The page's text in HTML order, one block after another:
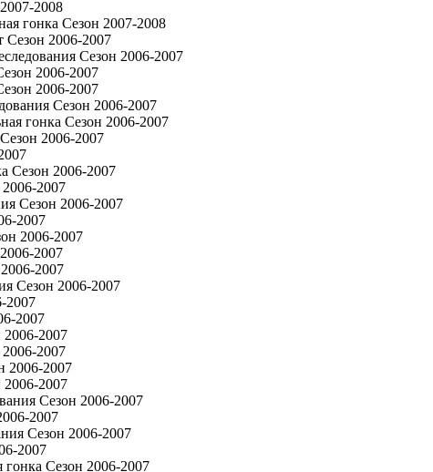
2008
гонка Сезон 2007-2008
2006-2007
Сезон 2006-2007
2006-2007
2006-2007
Сезон 2006-2007
гонка Сезон 2006-2007
2006-2007
Сезон 2006-2007
2007
Сезон 2006-2007
2007
2006-2007
2007
2007
Сезон 2006-2007
2007
2007
2007
2007
2006-2007
2007
Сезон 2006-2007
2007
Сезон 2006-2007
2007
Сезон 2006-2007